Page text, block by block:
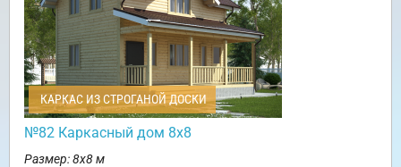
КАРКАС ИЗ СТРОГАНОЙ ДОСКИ
№82 Каркасный дом 8х8
Размер: 8х8 м